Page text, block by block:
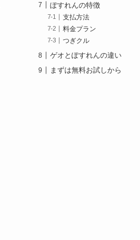
ぽすれんの特徴
支払方法
料金プラン
つぎクル
ゲオとぽすれんの違い
まずは無料お試しから